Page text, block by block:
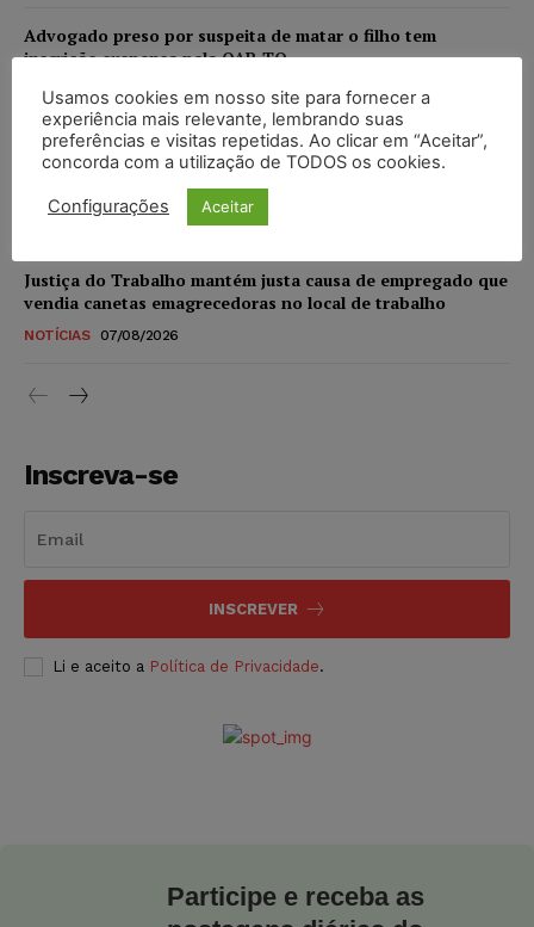
Advogado preso por suspeita de matar o filho tem
inscrição suspensa pela OAB-TO
NOTÍCIAS 07/08/2026
STF amplia isenção de IBS e CBS na compra de veículos
novos para pessoas com deficiência e autistas de todos os
07/08/2026
Justiça do Trabalho mantém justa causa de empregado que
vendia canetas emagrecedoras no local de trabalho
NOTÍCIAS 07/08/2026
Inscreva-se
INSCREVER
Li e aceito a Política de Privacidade.
Participe e receba as
Usamos cookies em nosso site para fornecer a
experiência mais relevante, lembrando suas
preferências e visitas repetidas. Ao clicar em “Aceitar”,
concorda com a utilização de TODOS os cookies.
Configurações Aceitar